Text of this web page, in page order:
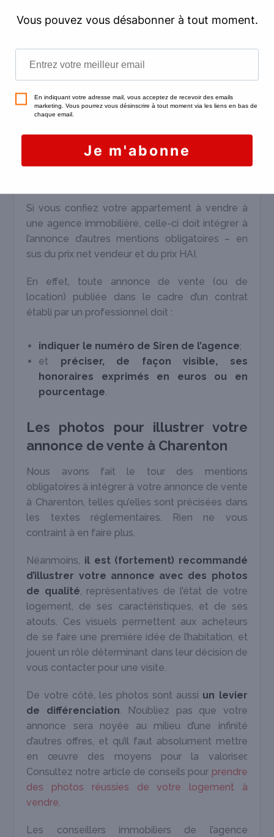
utilisation standard du logement. Ce diagnostic
se retourner contre le propriétaire si ce
en erreur quant aux niveaux réels de
consommation d’énergie.
D’autres mentions obligatoires
dans le cadre d’un mandat de
Si vous confiez votre appartement à vendre à
une agence immobilière, celle-ci doit intégrer à
l’annonce d’autres mentions obligatoires – en
sus du prix net vendeur et du prix HAI.
En effet, toute annonce de vente (ou de
location) publiée dans le cadre d’un contrat
établi par un professionnel doit :
indiquer le numéro de Siren de l’agence;
et préciser, de façon visible, ses
honoraires exprimés en euros ou en
pourcentage.
Les photos pour illustrer votre
annonce de vente à Charenton
Nous avons fait le tour des mentions
obligatoires à intégrer à votre annonce de vente
à Charenton, telles qu’elles sont précisées dans
les textes réglementaires. Rien ne vous
contraint à en faire plus.
Néanmoins, il est (fortement) recommandé
d’illustrer votre annonce avec des photos
de qualité, représentatives de l’état de votre
logement, de ses caractéristiques, et de ses
atouts. Ces visuels permettent aux acheteurs
de se faire une première idée de l’habitation, et
jouent un rôle déterminant dans leur décision de
vous contacter pour une visite.
De votre côté, les photos sont aussi un levier
de différenciation. N’oubliez pas que votre
annonce sera noyée au milieu d’une infinité
d’autres offres, et qu’il faut absolument mettre
en œuvre des moyens pour la valoriser.
Consultez notre article de conseils pour prendre
des photos réussies de votre logement à
vendre.
Les conseillers immobiliers de l’agence